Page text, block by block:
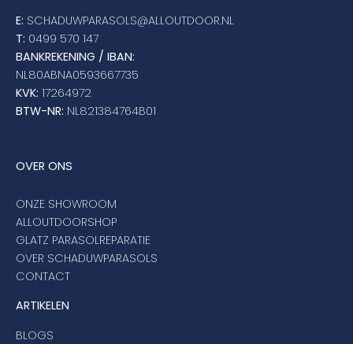
E: SCHADUWPARASOLS@ALLOUTDOOR.NL
T: 0499 570 147
BANKREKENING / IBAN:
NL80ABNA0593667735
KVK: 17264972
BTW-NR: NL821384764B01
OVER ONS
ONZE SHOWROOM
ALLOUTDOORSHOP
GLATZ PARASOLREPARATIE
OVER SCHADUWPARASOLS
CONTACT
ARTIKELEN
BLOGS